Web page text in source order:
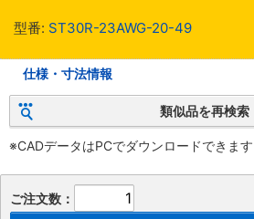
型番: ST30R-23AWG-20-49
仕様・寸法情報
類似品を再検索
※CADデータはPCでダウンロードできます
ご注文数：